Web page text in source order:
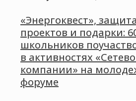
«Энергоквест», защита
проектов и подарки:
школьников
в активностях
компании» на
форуме